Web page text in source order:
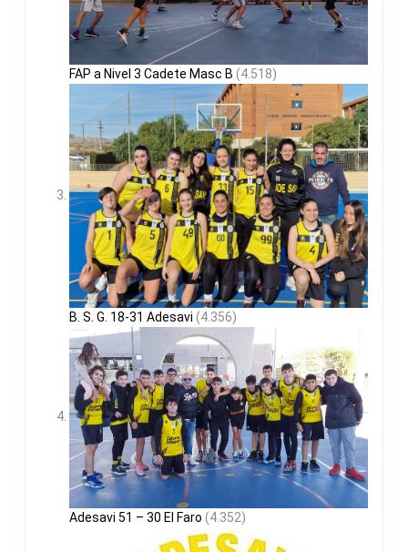
FAP a Nivel 3 Cadete Masc B (4.518)
B. S. G. 18-31 Adesavi (4.356)
Adesavi 51 – 30 El Faro (4.352)